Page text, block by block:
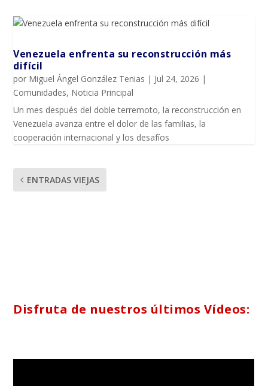
Venezuela enfrenta su reconstrucción más
difícil
por Miguel Ángel González Tenias | Jul 24, 2026 |
Comunidades, Noticia Principal
Un mes después del doble terremoto, la reconstrucción en
Venezuela avanza entre el dolor de las familias, la
cooperación internacional y los desafíos
ENTRADAS VIEJAS
Disfruta de nuestros últimos Vídeos: